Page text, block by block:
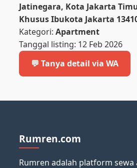
Jatinegara, Kota Jakarta
Khusus Ibukota Jakarta
Kategori:Apartment
Tanggal listing: 12 Feb 2026
💬 Tanya detail via WA
Rumren.com
Rumren adalah platform sewa